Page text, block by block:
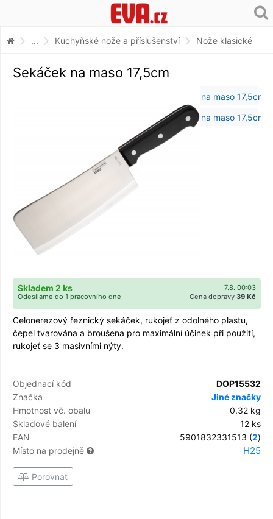
... Kuchyňské nože a příslušenství Nože klasické
Sekáček na maso 17,5cm
7.8. 00:03
Skladem 2 ks
Cena dopravy 39 Kč
Odesíláme do 1 pracovního dne
Celonerezový řeznický sekáček, rukojeť z odolného plastu,
čepel tvarována a broušena pro maximální účinek při použití,
rukojeť se 3 masivními nýty.
Objednací kód
DOP15532
Značka
Jiné značky
Hmotnost vč. obalu
0.32 kg
Skladové balení
12 ks
EAN
5901832331513 (2)
Místo na prodejně
H25
Porovnat